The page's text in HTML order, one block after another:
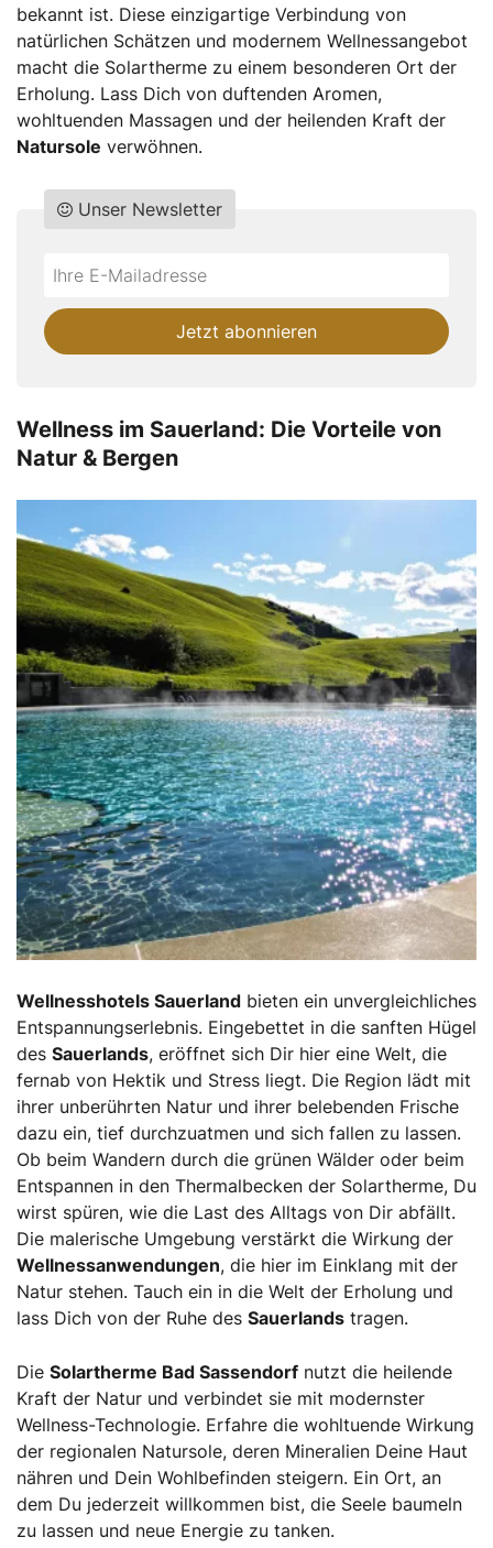
bekannt ist. Diese einzigartige Verbindung von
natürlichen Schätzen und modernem Wellnessangebot
macht die Solartherme zu einem besonderen Ort der
Erholung. Lass Dich von duftenden Aromen,
wohltuenden Massagen und der heilenden Kraft der
Natursole verwöhnen.
Do
fill
this
Unser Newsletter
*Ihre
Mailadresse:
Jetzt abonnieren
Wellness im Sauerland: Die Vorteile von
Natur & Bergen
Wellnesshotels Sauerland bieten ein unvergleichliches
Entspannungserlebnis. Eingebettet in die sanften Hügel
des Sauerlands, eröffnet sich Dir hier eine Welt, die
fernab von Hektik und Stress liegt. Die Region lädt mit
ihrer unberührten Natur und ihrer belebenden Frische
dazu ein, tief durchzuatmen und sich fallen zu lassen.
Ob beim Wandern durch die grünen Wälder oder beim
Entspannen in den Thermalbecken der Solartherme, Du
wirst spüren, wie die Last des Alltags von Dir abfällt.
Die malerische Umgebung verstärkt die Wirkung der
Wellnessanwendungen, die hier im Einklang mit der
Natur stehen. Tauch ein in die Welt der Erholung und
lass Dich von der Ruhe des Sauerlands tragen.
Die Solartherme Bad Sassendorf nutzt die heilende
Kraft der Natur und verbindet sie mit modernster
Wellness-Technologie. Erfahre die wohltuende Wirkung
der regionalen Natursole, deren Mineralien Deine Haut
nähren und Dein Wohlbefinden steigern. Ein Ort, an
dem Du jederzeit willkommen bist, die Seele baumeln
zu lassen und neue Energie zu tanken.